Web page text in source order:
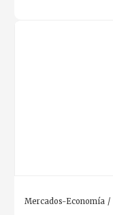
Mercados-Economía